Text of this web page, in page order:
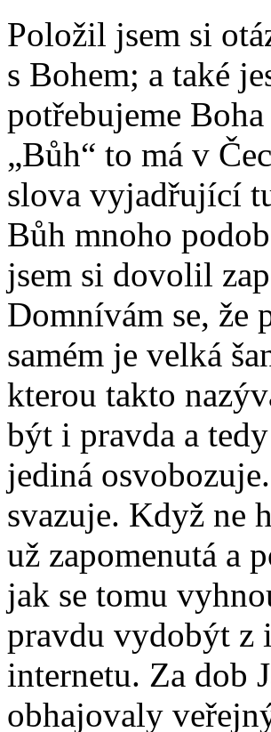
Položil jsem si
s Bohem; a také
potřebujeme
„Bůh“ to má v
slova vyjadřující
Bůh mnoho
jsem si dovolil
Domnívám se, že
samém je velká
kterou takto
být i pravda a
jediná
svazuje. Když ne
už zapomenutá a
jak se tomu
pravdu vydobýt z
internetu. Za dob
obhajovaly